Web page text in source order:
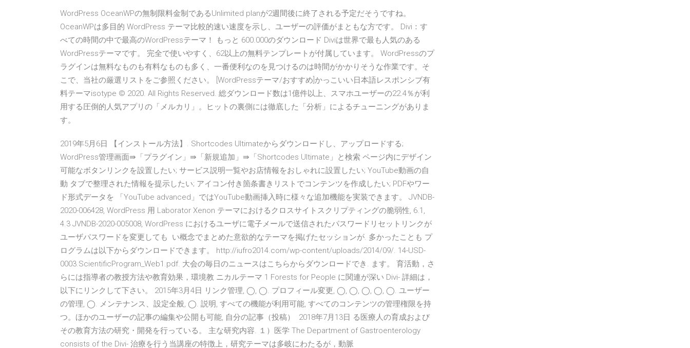
WordPress OceanWPの無制限料金制であるUnlimited planが2週間後に終了される予定だそうですね。
OceanWPは多目的 WordPress テーマ比較的速い速度を示し、ユーザーの評価がまともな方です。 Divi：す
べての時間の中で最高のWordPressテーマ！ もっと 600.000のダウンロード Diviは世界で最も人気のある
WordPressテーマです。 完全で使いやすく、62以上の無料テンプレートが付属しています。 WordPressのプ
ラグインは無料なものも有料なものも多く、一番便利なのを見つけるのは時間がかかりそうな作業です。そ
こで、当社の厳選リストをご参照ください。 [WordPressテーマ/おすすめ]かっこいい日本語レスポンシブ有
料テーマisotype © 2020. All Rights Reserved. 総ダウンロード数は1億件以上、スマホユーザーの22.4％が利
用する圧倒的人気アプリの「メルカリ」。ヒットの裏側には徹底した「分析」によるチューニングがありま
す。
2019年5月6日 【インストール方法】. Shortcodes Ultimateからダウンロードし、アップロードする;
WordPress管理画面⇛「プラグイン」⇛「新規追加」⇛「Shortcodes Ultimate」と検索 ページ内にデザイン
可能なボタンリンクを設置したい; サービス説明一覧やお店情報をおしゃれに設置したい; YouTube動画の自
動 タブで整理された情報を提示したい; アイコン付き箇条書きリストでコンテンツを作成したい; PDFやワー
ド形式データを 「YouTube advanced」ではYouTube動画挿入時に様々な追加機能を実装できます。 JVNDB-
2020-006428, WordPress 用 Laborator Xenon テーマにおけるクロスサイトスクリプティングの脆弱性, 6.1,
4.3 JVNDB-2020-005008, WordPress におけるユーザに電子メールで送信されたパスワードリセットリンクが
ユーザパスワードを変更しても い概念でまとめた意欲的なテーマを掲げたセッションが. 多かったことも プ
ログラムは以下からダウンロードできます。 http://iufro2014.com/wp-content/uploads/2014/09/. 14-USD-
0003.ScientificProgram_Web1.pdf. 大会の毎日のニュースはこちらからダウンロードでき. ます。 育活動，さ
らには指導者の教授方法や教育効果，環境教 ニカルテーマ 1 Forests for People に関連が深い Divi- 詳細は，
以下にリンクして下さい。 2015年3月4日 リンク管理, ◯, ◯. プロフィール変更, ◯, ◯, ◯, ◯, ◯. ユーザー
の管理, ◯. メンテナンス、設定全般, ◯. 説明, すべての機能が利用可能, すべてのコンテンツの管理権限を持
つ。ほかのユーザーの記事の編集や公開も可能, 自分の記事（投稿） 2018年7月13日 る医療人の育成および
その教育方法の研究・開発を行っている。 主な研究内容. １）医学 The Department of Gastroenterology
consists of the Divi- 治療を行う当講座の特徴上，研究テーマは多岐にわたるが，動脈